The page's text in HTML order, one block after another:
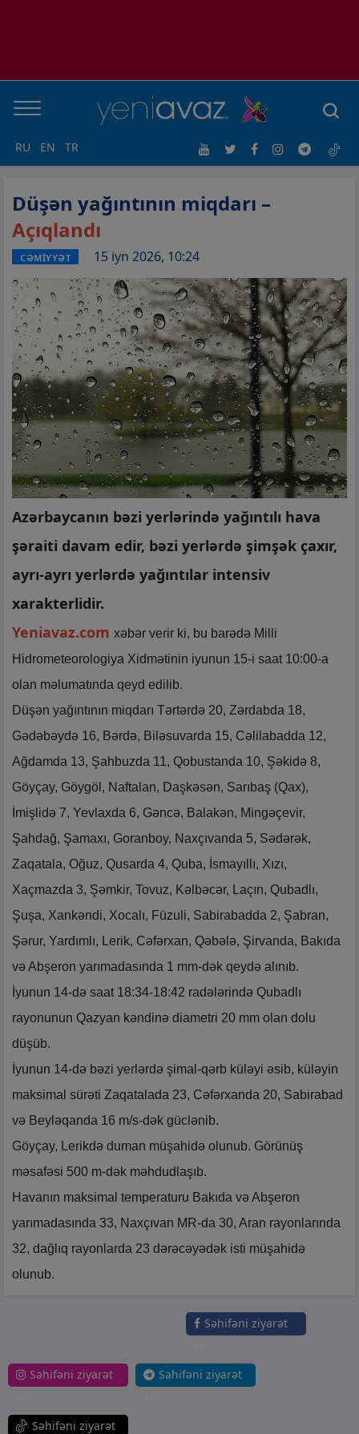
RU EN TR
Düşən yağıntının miqdarı –
Açıqlandı
CƏMİYYƏT 15 iyn 2026, 10:24
Azərbaycanın bəzi yerlərində yağıntılı hava
şəraiti davam edir, bəzi yerlərdə şimşək çaxır,
ayrı-ayrı yerlərdə yağıntılar intensiv
xarakterlidir.
Yeniavaz.com xəbər verir ki, bu barədə Milli
Hidrometeorologiya Xidmətinin iyunun 15-i saat 10:00-a
olan məlumatında qeyd edilib.
Düşən yağıntının miqdarı Tərtərdə 20, Zərdabda 18,
Gədəbəydə 16, Bərdə, Biləsuvarda 15, Cəlilabadda 12,
Ağdamda 13, Şahbuzda 11, Qobustanda 10, Şəkidə 8,
Göyçay, Göygöl, Naftalan, Daşkəsən, Sarıbaş (Qax),
İmişlidə 7, Yevlaxda 6, Gəncə, Balakən, Mingəçevir,
Şahdağ, Şamaxı, Goranboy, Naxçıvanda 5, Sədərək,
Zaqatala, Oğuz, Qusarda 4, Quba, İsmayıllı, Xızı,
Xaçmazda 3, Şəmkir, Tovuz, Kəlbəcər, Laçın, Qubadlı,
Şuşa, Xankəndi, Xocalı, Füzuli, Sabirabadda 2, Şabran,
Şərur, Yardımlı, Lerik, Cəfərxan, Qəbələ, Şirvanda, Bakıda
və Abşeron yarımadasında 1 mm-dək qeydə alınıb.
İyunun 14-də saat 18:34-18:42 radələrində Qubadlı
rayonunun Qazyan kəndinə diametri 20 mm olan dolu
düşüb.
İyunun 14-də bəzi yerlərdə şimal-qərb küləyi əsib, küləyin
maksimal sürəti Zaqatalada 23, Cəfərxanda 20, Sabirabad
və Beyləqanda 16 m/s-dək güclənib.
Göyçay, Lerikdə duman müşahidə olunub. Görünüş
məsafəsi 500 m-dək məhdudlaşıb.
Havanın maksimal temperaturu Bakıda və Abşeron
yarımadasında 33, Naxçıvan MR-da 30, Aran rayonlarında
32, dağlıq rayonlarda 23 dərəcəyədək isti müşahidə
olunub.
Səhifəni ziyarət
Səhifəni ziyarət
Səhifəni ziyarət
Səhifəni ziyarət